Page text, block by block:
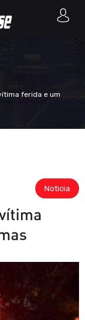
ferida e um
Noticia